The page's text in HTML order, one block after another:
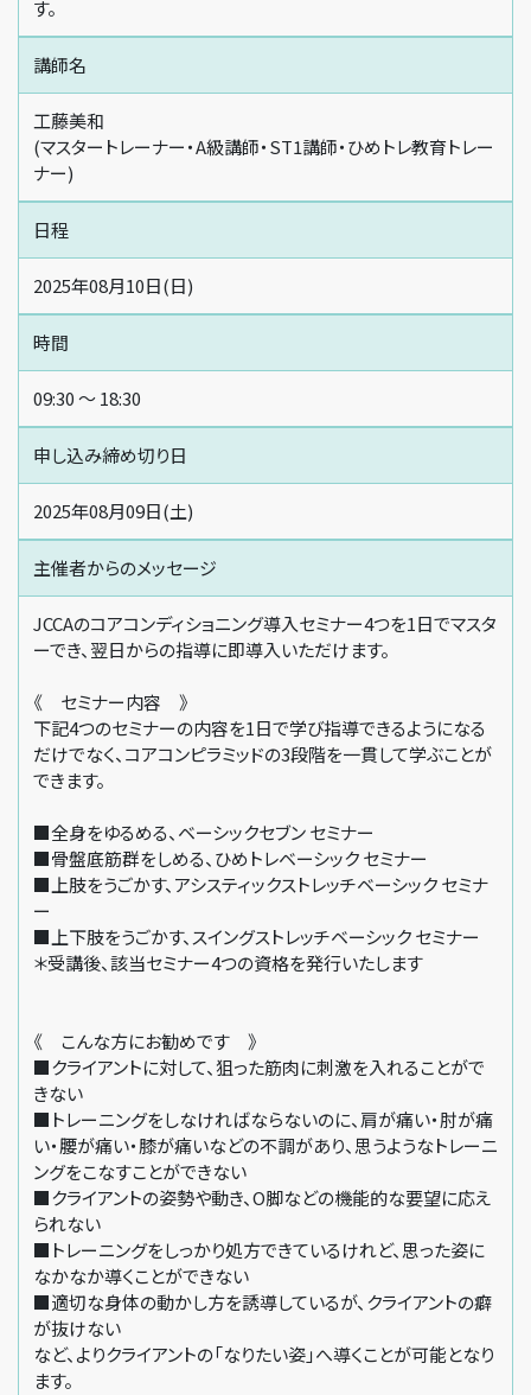
す。
講師名
工藤美和
(マスタートレーナー・A級講師・ST1講師・ひめトレ教育トレー
ナー)
日程
2025年08月10日(日)
時間
09:30 〜 18:30
申し込み締め切り日
2025年08月09日(土)
主催者からのメッセージ
JCCAのコアコンディショニング導入セミナー4つを1日でマスタ
ーでき、翌日からの指導に即導入いただけます。
《 セミナー内容 》
下記4つのセミナーの内容を1日で学び指導できるようになる
だけでなく、コアコンピラミッドの3段階を一貫して学ぶことが
できます。
■全身をゆるめる、ベーシックセブン セミナー
■骨盤底筋群をしめる、ひめトレベーシック セミナー
■上肢をうごかす、アシスティックストレッチベーシック セミナ
ー
■上下肢をうごかす、スイングストレッチベーシック セミナー
＊受講後、該当セミナー4つの資格を発行いたします
《 こんな方にお勧めです 》
■クライアントに対して、狙った筋肉に刺激を入れることがで
きない
■トレーニングをしなければならないのに、肩が痛い・肘が痛
い・腰が痛い・膝が痛いなどの不調があり、思うようなトレーニ
ングをこなすことができない
■クライアントの姿勢や動き、O脚などの機能的な要望に応え
られない
■トレーニングをしっかり処方できているけれど、思った姿に
なかなか導くことができない
■適切な身体の動かし方を誘導しているが、クライアントの癖
が抜けない
など、よりクライアントの「なりたい姿」へ導くことが可能となり
ます。